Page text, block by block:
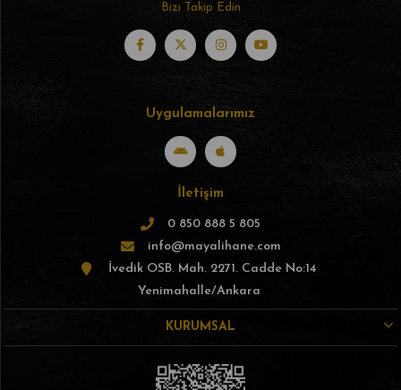
Bizi Takip Edin
Uygulamalarımız
İletişim
0 850 888 5 805
info@mayalihane.com
İvedik OSB. Mah. 2271. Cadde No:14
Yenimahalle/Ankara
KURUMSAL